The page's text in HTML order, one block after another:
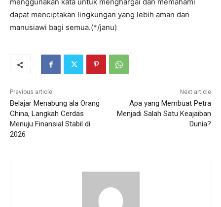
dapat menciptakan lingkungan yang lebih aman dan
manusiawi bagi semua.(*/janu)
Previous article
‎Belajar Menabung ala Orang
China, Langkah Cerdas
Menuju Finansial Stabil di
2026
Next article
Apa yang Membuat Petra
Menjadi Salah Satu Keajaiban
Dunia?